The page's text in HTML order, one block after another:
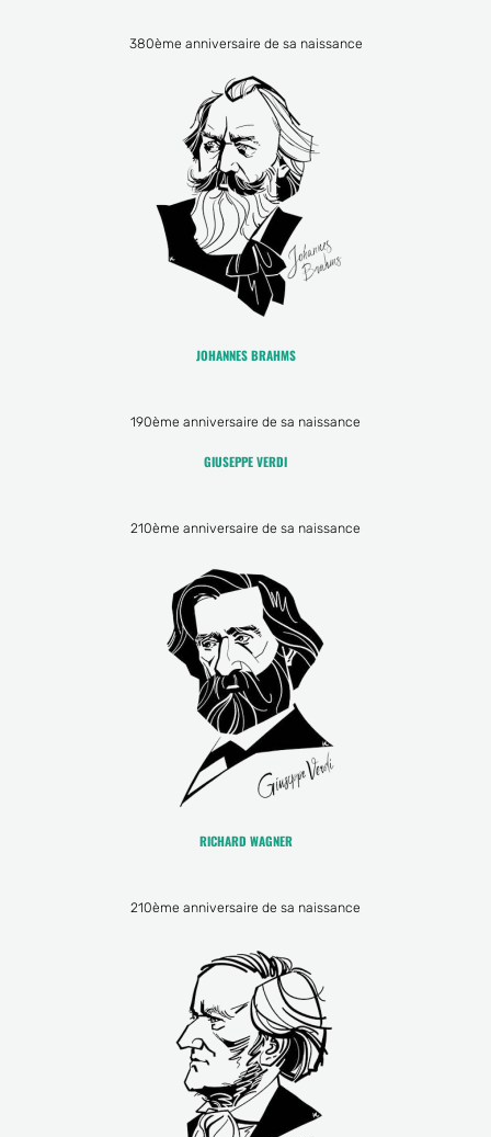
380ème anniversaire de sa naissance
JOHANNES BRAHMS
190ème anniversaire de sa naissance
GIUSEPPE VERDI
210ème anniversaire de sa naissance
RICHARD WAGNER
210ème anniversaire de sa naissance